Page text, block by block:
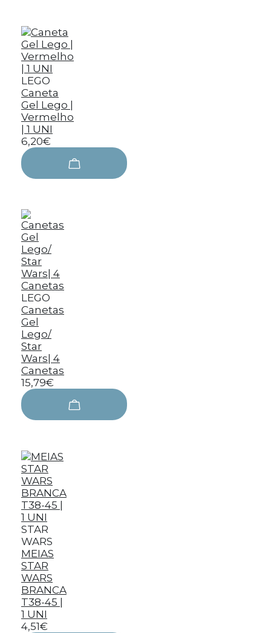
LEGO
Caneta
Gel Lego |
Vermelho
| 1 UNI
6,20€
LEGO
Canetas
Gel
Lego/
Star
Wars| 4
Canetas
15,79€
STAR
WARS
MEIAS
STAR
WARS
BRANCA
T38-45 |
1 UNI
4,51€